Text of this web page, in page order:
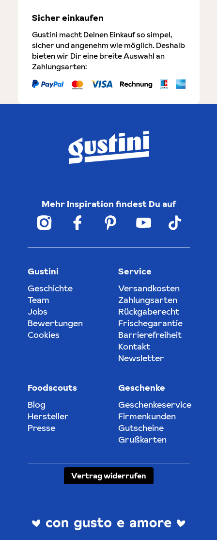
Sicher einkaufen
Gustini macht Deinen Einkauf so simpel,
sicher und angenehm wie möglich. Deshalb
bieten wir Dir eine breite Auswahl an
Zahlungsarten:
Mehr Inspiration findest Du auf
Gustini
Geschichte
Team
Jobs
Bewertungen
Cookies
Service
Versandkosten
Zahlungsarten
Rückgaberecht
Frischegarantie
Barrierefreiheit
Kontakt
Newsletter
Foodscouts
Blog
Hersteller
Presse
Geschenke
Geschenkeservice
Firmenkunden
Gutscheine
Grußkarten
Vertrag widerrufen